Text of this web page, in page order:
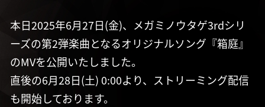
本日2025年6月27日(金)、メガミノウタゲ3rdシリ
ーズの第2弾楽曲となるオリジナルソング『箱庭』
のMVを公開いたしました。
直後の6月28日(土) 0:00より、ストリーミング配信
も開始しております。